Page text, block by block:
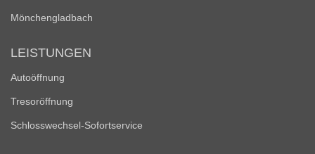
Mönchengladbach
LEISTUNGEN
Autoöffnung
Tresoröffnung
Schlosswechsel-Sofortservice